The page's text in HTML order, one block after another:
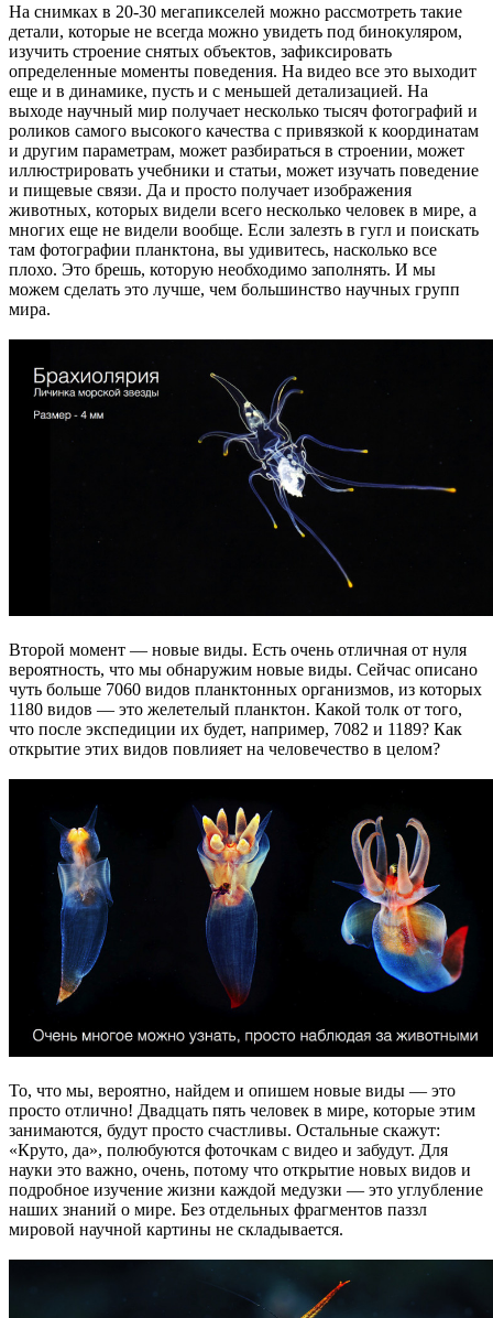
На снимках в 20-30 мегапикселей можно рассмотреть такие
детали, которые не всегда можно увидеть под бинокуляром,
изучить строение снятых объектов, зафиксировать
определенные моменты поведения. На видео все это выходит
еще и в динамике, пусть и с меньшей детализацией. На
выходе научный мир получает несколько тысяч фотографий и
роликов самого высокого качества с привязкой к координатам
и другим параметрам, может разбираться в строении, может
иллюстрировать учебники и статьи, может изучать поведение
и пищевые связи. Да и просто получает изображения
животных, которых видели всего несколько человек в мире, а
многих еще не видели вообще. Если залезть в гугл и поискать
там фотографии планктона, вы удивитесь, насколько все
плохо. Это брешь, которую необходимо заполнять. И мы
можем сделать это лучше, чем большинство научных групп
мира.
Второй момент — новые виды. Есть очень отличная от нуля
вероятность, что мы обнаружим новые виды. Сейчас описано
чуть больше 7060 видов планктонных организмов, из которых
1180 видов — это желетелый планктон. Какой толк от того,
что после экспедиции их будет, например, 7082 и 1189? Как
открытие этих видов повлияет на человечество в целом?
То, что мы, вероятно, найдем и опишем новые виды — это
просто отлично! Двадцать пять человек в мире, которые этим
занимаются, будут просто счастливы. Остальные скажут:
«Круто, да», полюбуются фоточкам с видео и забудут. Для
науки это важно, очень, потому что открытие новых видов и
подробное изучение жизни каждой медузки — это углубление
наших знаний о мире. Без отдельных фрагментов паззл
мировой научной картины не складывается.